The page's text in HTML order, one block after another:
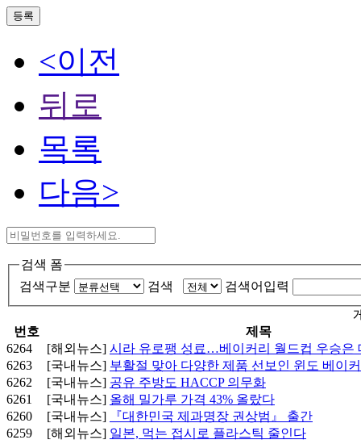
등록
<이전
뒤로
목록
다음>
검색 폼
검색구분
검색 검색어입력
번호
제목
6264
[해외뉴스] 시라 유로팽 성료…베이커리 월드컵 우승은
6263
[국내뉴스] 부활절 맞아 다양한 제품 선보인 윈도 베이
6262
[국내뉴스] 공유 주방도 HACCP 의무화
6261
[국내뉴스] 올해 밀가루 가격 43% 올랐다
6260
[국내뉴스]
『대한민국 제과명장 권상범』 출간
6259
[해외뉴스] 일본, 먹는 접시로 플라스틱 줄인다